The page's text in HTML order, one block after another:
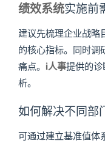
绩效系统实施前
建议先梳理企业战略
的核心指标。同时调
痛点。 i人事提供的
析。
如何解决不同部
可通过建立基准值体